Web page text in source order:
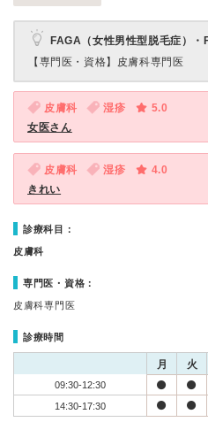
FAGA（女性男性型脱毛症）
【専門医・資格】 皮膚科専門医
皮膚科 湿疹
5.0
女医さん
皮膚科 湿疹
4.0
きれい
診療科目：
皮膚科
専門医・資格：
皮膚科専門医
診療時間
月 火
09:30-12:30
14:30-17:30